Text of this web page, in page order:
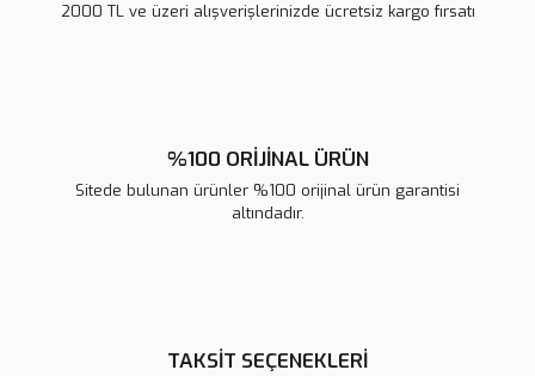
2000 TL ve üzeri alışverişlerinizde ücretsiz kargo fırsatı
%100 ORİJİNAL ÜRÜN
Sitede bulunan ürünler %100 orijinal ürün garantisi
altındadır.
TAKSİT SEÇENEKLERİ